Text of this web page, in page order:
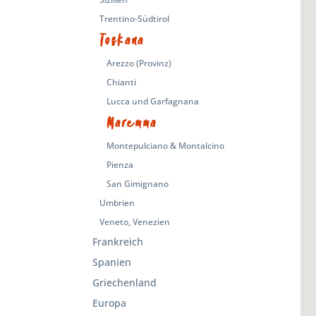
Trentino-Südtirol
Toskana
Arezzo (Provinz)
Chianti
Lucca und Garfagnana
Maremma
Montepulciano & Montalcino
Pienza
San Gimignano
Umbrien
Veneto, Venezien
Frankreich
Spanien
Griechenland
Europa